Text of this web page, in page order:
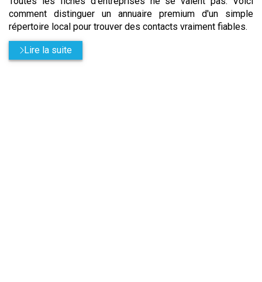
comment distinguer un annuaire premium d'un simple
répertoire local pour trouver des contacts vraiment fiables.
Lire la suite